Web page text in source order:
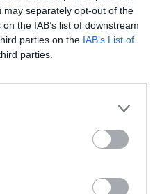
may separately opt-out of the
the IAB’s list of downstream
parties on the IAB’s List of
parties.